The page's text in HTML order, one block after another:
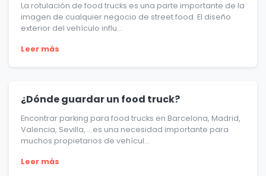
La rotulación de food trucks es una parte importante de la
imagen de cualquier negocio de street food. El diseño
exterior del vehículo influ...
Leer más
¿Dónde guardar un food truck?
Encontrar parking para food trucks en Barcelona, Madrid,
Valencia, Sevilla, …es una necesidad importante para
muchos propietarios de vehícul...
Leer más